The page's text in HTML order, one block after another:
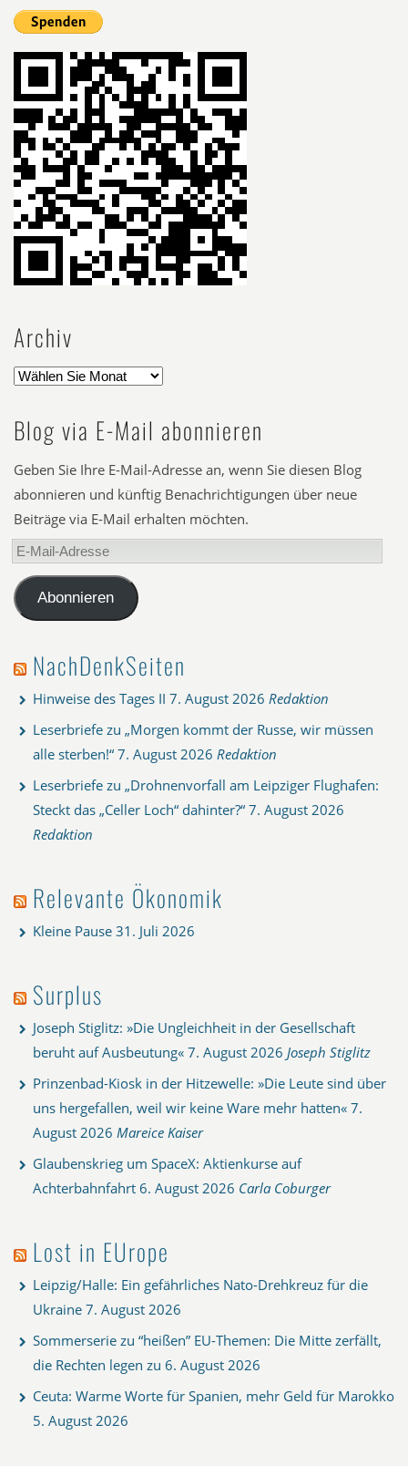
Archiv
Blog via E-Mail abonnieren
Geben Sie Ihre E-Mail-Adresse an, wenn Sie diesen Blog
abonnieren und künftig Benachrichtigungen über neue
Beiträge via E-Mail erhalten möchten.
E-
Mail-
AdresseAbonnieren
NachDenkSeiten
Hinweise des Tages II 7. August 2026 Redaktion
Leserbriefe zu „Morgen kommt der Russe, wir müssen
alle sterben!“ 7. August 2026 Redaktion
Leserbriefe zu „Drohnenvorfall am Leipziger Flughafen:
Steckt das „Celler Loch“ dahinter?“ 7. August 2026
Redaktion
Relevante Ökonomik
Kleine Pause 31. Juli 2026
Surplus
Joseph Stiglitz: »Die Ungleichheit in der Gesellschaft
beruht auf Ausbeutung« 7. August 2026 Joseph Stiglitz
Prinzenbad-Kiosk in der Hitzewelle: »Die Leute sind über
uns hergefallen, weil wir keine Ware mehr hatten« 7.
August 2026 Mareice Kaiser
Glaubenskrieg um SpaceX: Aktienkurse auf
Achterbahnfahrt 6. August 2026 Carla Coburger
Lost in EUrope
Leipzig/Halle: Ein gefährliches Nato-Drehkreuz für die
Ukraine 7. August 2026
Sommerserie zu “heißen” EU-Themen: Die Mitte zerfällt,
die Rechten legen zu 6. August 2026
Ceuta: Warme Worte für Spanien, mehr Geld für Marokko
5. August 2026